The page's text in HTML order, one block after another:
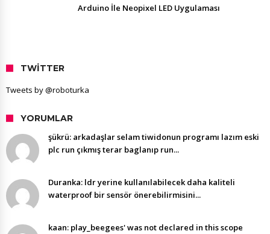
Arduino İle Neopixel LED Uygulaması
TWITTER
Tweets by @roboturka
YORUMLAR
şükrü: arkadaşlar selam tiwidonun programı lazım eski
plc run çıkmış terar baglanıp run...
Duranka: ldr yerine kullanılabilecek daha kaliteli
waterproof bir sensör önerebilirmisini...
kaan: play_beegees' was not declared in this scope